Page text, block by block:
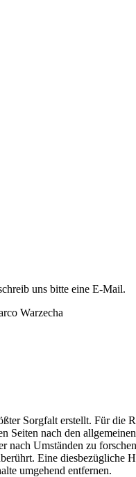
uns bitte eine E-Mail.
Warzecha
Sorgfalt erstellt. Für
Seiten nach den
nach Umständen zu
Eine diesbezügliche
umgehend entfernen.